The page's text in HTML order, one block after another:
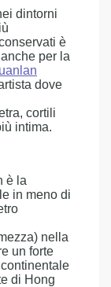
dintorni
è
per la
dove
cortili
intima.
è la
in meno di
nella
un forte
di Hong